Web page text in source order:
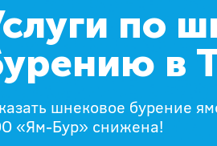
по
в
шнековое бурение
«Ям-Бур» снижена!